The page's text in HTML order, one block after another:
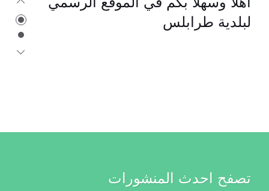
لبلدية طرابلس
تصفح احدث المنشورات